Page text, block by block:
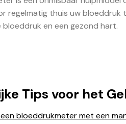
regelmatig thuis uw
bloeddruk en een gezond hart.
Tips voor het
bloeddrukmeter met een